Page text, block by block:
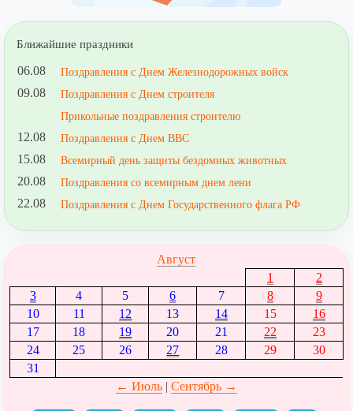
Ближайшие праздники
06.08 Поздравления с Днем Железнодорожных войск
09.08
Поздравления с Днем строителя
Прикольные поздравления строителю
12.08 Поздравления с Днем ВВС
15.08 Всемирный день защиты бездомных животных
20.08 Поздравления со всемирным днем лени
22.08 Поздравления с Днем Государственного флага РФ
Август
1
2
3
4 5 6 7 8
9
10
11 12 13 14 15
16
17
18 19 20 21 22
23
24
25 26 27 28 29
30
31
← Июль| Сентябрь →